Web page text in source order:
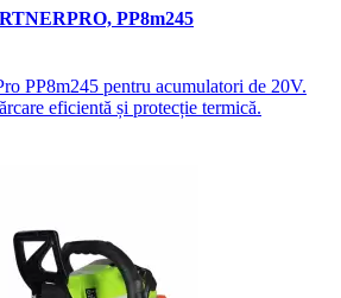
PP8m245
PP8m245 pentru acumulatori de 20V.
eficientă și protecție termică.